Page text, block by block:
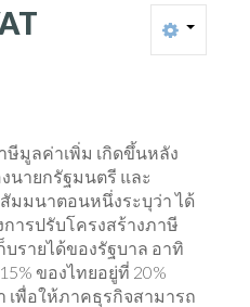
มูลค่าเพิ่ม เกิดขึ้นหลัง
นายกรัฐมนตรี และ
มมนาตอนหนึ่งระบุว่า ได้
การปรับโครงสร้างภาษี
บรายได้ของรัฐบาล อาทิ
ของไทยอยู่ที่ 20%
เพื่อให้ภาคธุรกิจสามารถ